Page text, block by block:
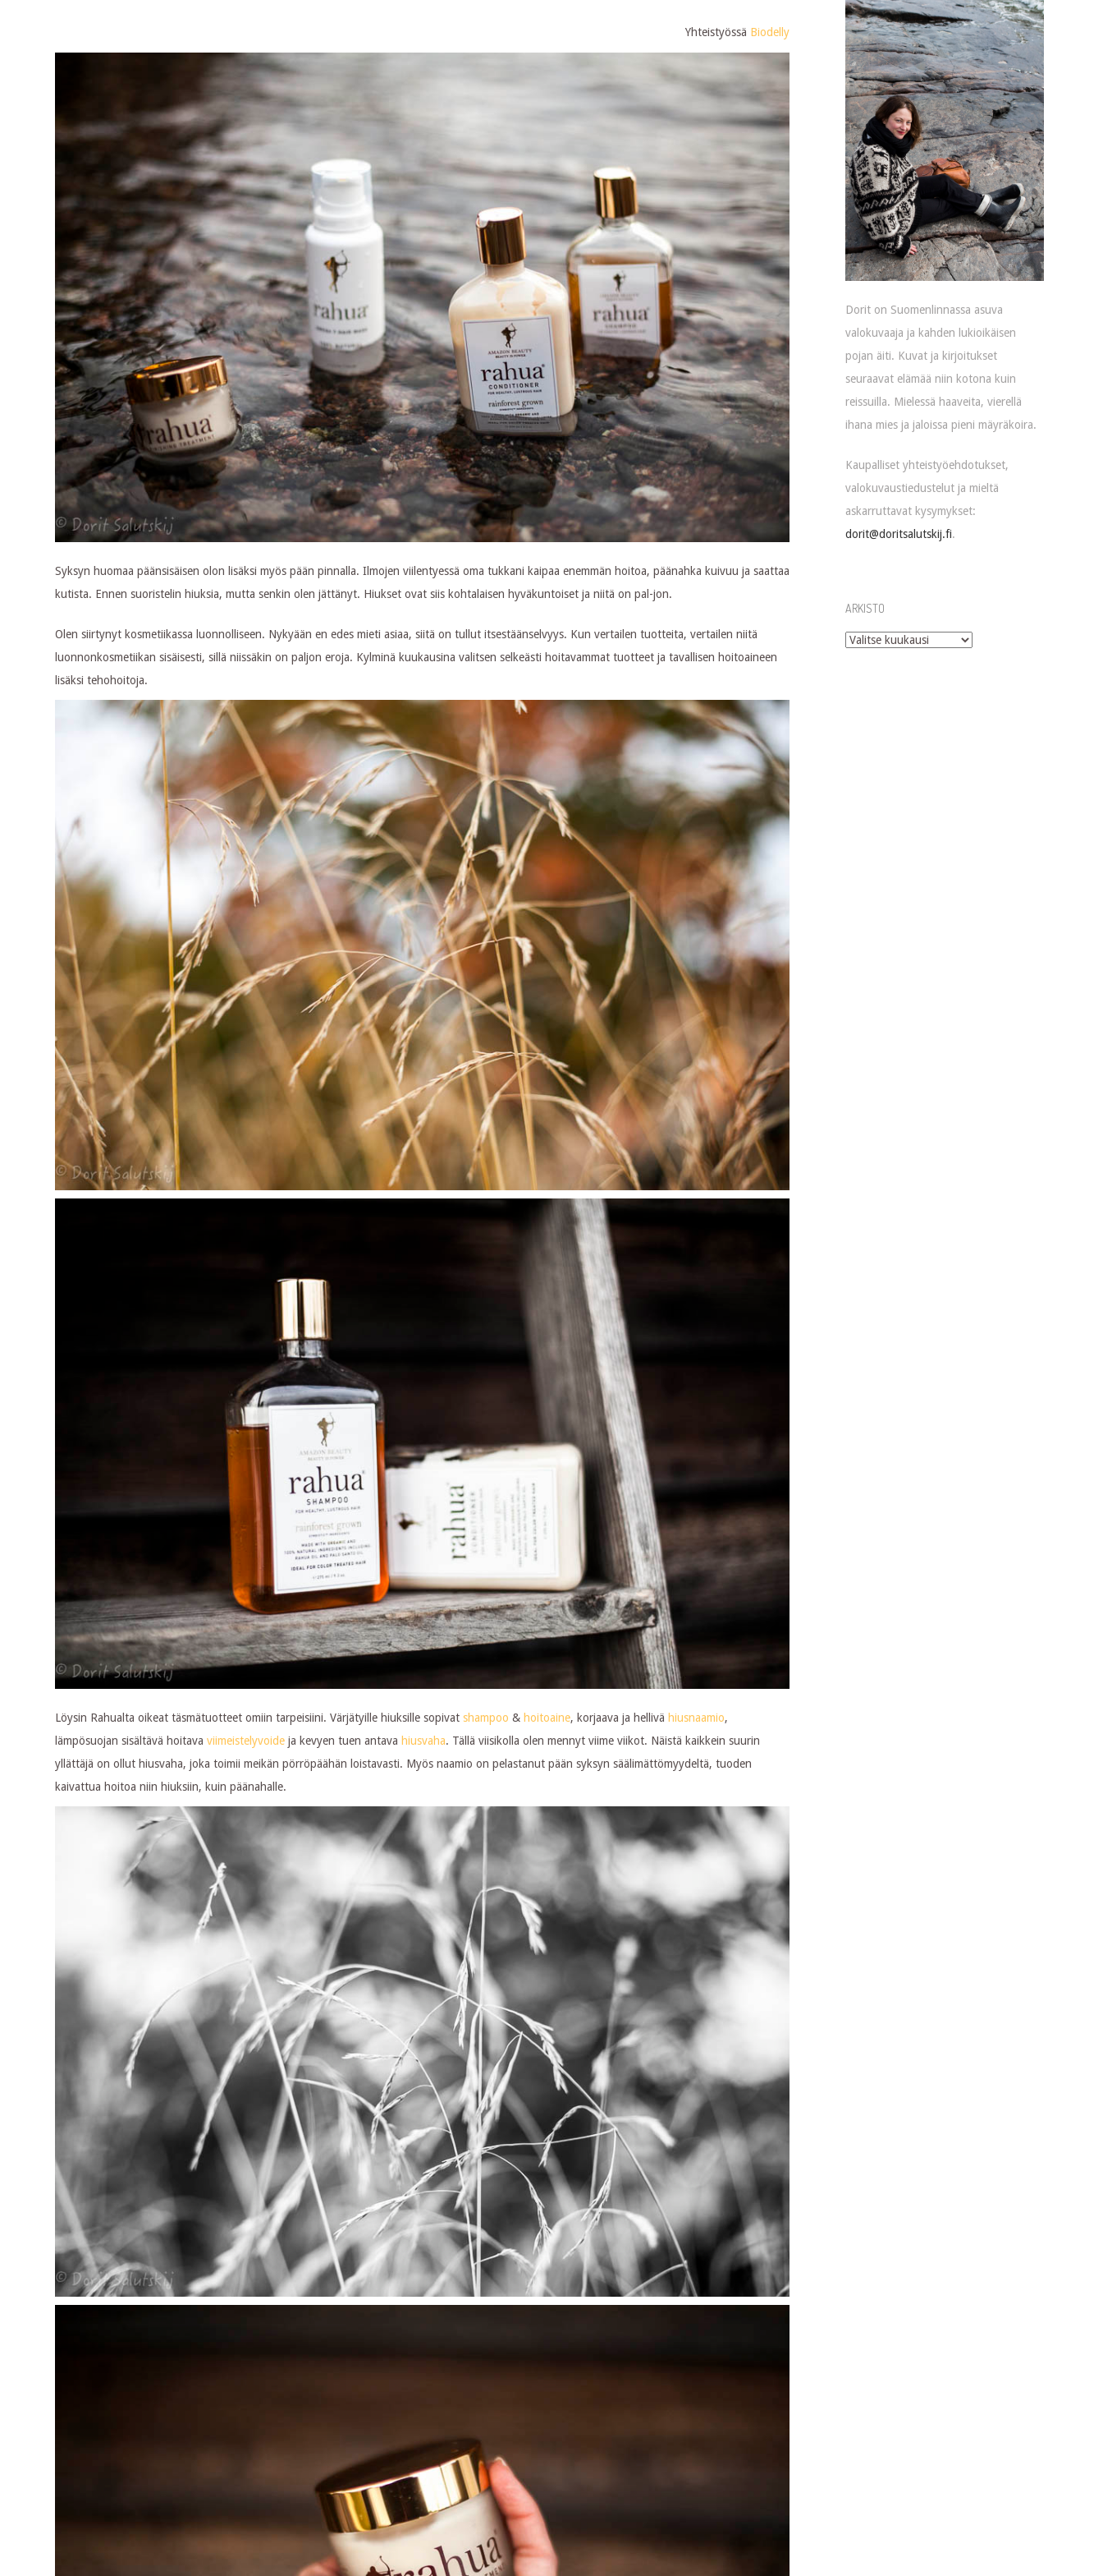
Yhteistyössä Biodelly
Syksyn huomaa päänsisäisen olon lisäksi myös pään pinnalla. Ilmojen viilentyessä oma tukkani kaipaa enemmän hoitoa, päänahka kuivuu ja saattaa
kutista. Ennen suoristelin hiuksia, mutta senkin olen jättänyt. Hiukset ovat siis kohtalaisen hyväkuntoiset ja niitä on pal-jon.
Olen siirtynyt kosmetiikassa luonnolliseen. Nykyään en edes mieti asiaa, siitä on tullut itsestäänselvyys. Kun vertailen tuotteita, vertailen niitä
luonnonkosmetiikan sisäisesti, sillä niissäkin on paljon eroja. Kylminä kuukausina valitsen selkeästi hoitavammat tuotteet ja tavallisen hoitoaineen
lisäksi tehohoitoja.
Löysin Rahualta oikeat täsmätuotteet omiin tarpeisiini. Värjätyille hiuksille sopivatshampoo & hoitoaine, korjaava ja hellivä hiusnaamio,
lämpösuojan sisältävä hoitavaviimeistelyvoide ja kevyen tuen antava hiusvaha. Tällä viisikolla olen mennyt viime viikot. Näistä kaikkein suurin
yllättäjä on ollut hiusvaha, joka toimii meikän pörröpäähän loistavasti. Myös naamio on pelastanut pään syksyn säälimättömyydeltä, tuoden
kaivattua hoitoa niin hiuksiin, kuin päänahalle.
Dorit on Suomenlinnassa asuva
valokuvaaja ja kahden lukioikäisen
pojan äiti. Kuvat ja kirjoitukset
seuraavat elämää niin kotona kuin
reissuilla. Mielessä haaveita, vierellä
ihana mies ja jaloissa pieni mäyräkoira.
Kaupalliset yhteistyöehdotukset,
valokuvaustiedustelut ja mieltä
askarruttavat kysymykset:
dorit@doritsalutskij.fi.
ARKISTO
Arkisto